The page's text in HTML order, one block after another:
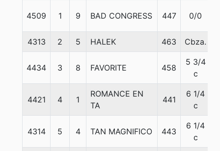
4509 1 9 BAD CONGRESS 447 0/0
4313 2 5 HALEK 463 Cbza.
4434 3 8 FAVORITE 458
5 3/4
c
4421 4 1
ROMANCE EN
TA
441
6 1/4
c
4314 5 4 TAN MAGNIFICO 443
6 1/4
c